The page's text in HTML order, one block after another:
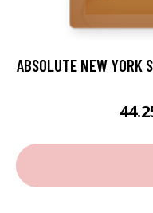
ABSOLUTE NEW YORK